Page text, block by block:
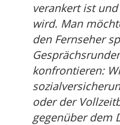
verankert ist
wird. Man
den Fernseher
konfrontieren:
oder der
gegenüber dem